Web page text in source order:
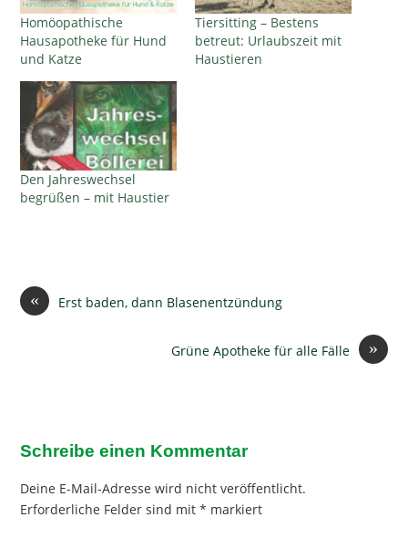
Homöopathische
Hausapotheke für Hund
und Katze
Tiersitting – Bestens
betreut: Urlaubszeit mit
Haustieren
Den Jahreswechsel
begrüßen – mit Haustier
« Erst baden, dann Blasenentzündung
»
Grüne Apotheke für alle Fälle
Schreibe einen Kommentar
Deine E-Mail-Adresse wird nicht veröffentlicht.
Erforderliche Felder sind mit* markiert